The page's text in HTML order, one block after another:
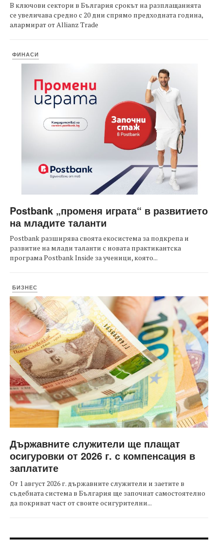
В ключови сектори в България срокът на разплащанията
се увеличава средно с 20 дни спрямо предходната година,
алармират от Allianz Trade
ФИНАСИ
Postbank „променя играта“ в развитието
на младите таланти
Postbank разширява своята екосистема за подкрепа и
развитие на млади таланти с новата практикантска
програма Postbank Inside за ученици, която...
БИЗНЕС
Държавните служители ще плащат
осигуровки от 2026 г. с компенсация в
заплатите
От 1 август 2026 г. държавните служители и заетите в
съдебната система в България ще започнат самостоятелно
да покриват част от своите осигурителни...